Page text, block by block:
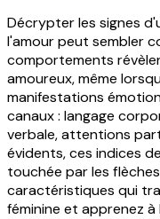
Décrypter les signes
l'amour peut sembler
comportements
amoureux, même
manifestations
canaux : langage
verbale, attentions
évidents, ces indices
touchée par les
caractéristiques qui
féminine et apprenez